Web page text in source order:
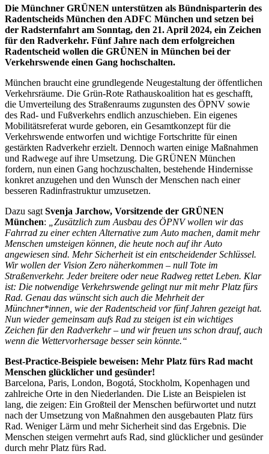
Die Münchner GRÜNEN unterstützen als Bündnisparterin des
Radentscheids München den ADFC München und setzen bei
der Radsternfahrt am Sonntag, den 21. April 2024, ein Zeichen
für den Radverkehr. Fünf Jahre nach dem erfolgreichen
Radentscheid wollen die GRÜNEN in München bei der
Verkehrswende einen Gang hochschalten.
München braucht eine grundlegende Neugestaltung der öffentlichen
Verkehrsräume. Die Grün-Rote Rathauskoalition hat es geschafft,
die Umverteilung des Straßenraums zugunsten des ÖPNV sowie
des Rad- und Fußverkehrs endlich anzuschieben. Ein eigenes
Mobilitätsreferat wurde geboren, ein Gesamtkonzept für die
Verkehrswende entworfen und wichtige Fortschritte für einen
gestärkten Radverkehr erzielt. Dennoch warten einige Maßnahmen
und Radwege auf ihre Umsetzung. Die GRÜNEN München
fordern, nun einen Gang hochzuschalten, bestehende Hindernisse
konkret anzugehen und den Wunsch der Menschen nach einer
besseren Radinfrastruktur umzusetzen.
Dazu sagt Svenja Jarchow, Vorsitzende der GRÜNEN
München:
„Zusätzlich zum Ausbau des ÖPNV wollen wir das
Fahrrad zu einer echten Alternative zum Auto machen, damit mehr
Menschen umsteigen können, die heute noch auf ihr Auto
angewiesen sind. Mehr Sicherheit ist ein entscheidender Schlüssel.
Wir wollen der Vision Zero näherkommen – null Tote im
Straßenverkehr. Jeder breitere oder neue Radweg rettet Leben. Klar
ist: Die notwendige Verkehrswende gelingt nur mit mehr Platz fürs
Rad. Genau das wünscht sich auch die Mehrheit der
Münchner*innen, wie der Radentscheid vor fünf Jahren gezeigt hat.
Nun wieder gemeinsam aufs Rad zu steigen ist ein wichtiges
Zeichen für den Radverkehr – und wir freuen uns schon drauf, auch
wenn die Wettervorhersage besser sein könnte.“
Best-Practice-Beispiele beweisen: Mehr Platz fürs Rad macht
Menschen glücklicher und gesünder!
Barcelona, Paris, London, Bogotá, Stockholm, Kopenhagen und
zahlreiche Orte in den Niederlanden. Die Liste an Beispielen ist
lang, die zeigen: Ein Großteil der Menschen befürwortet und nutzt
nach der Umsetzung von Maßnahmen den ausgebauten Platz fürs
Rad. Weniger Lärm und mehr Sicherheit sind das Ergebnis. Die
Menschen steigen vermehrt aufs Rad, sind glücklicher und gesünder
durch mehr Platz fürs Rad.